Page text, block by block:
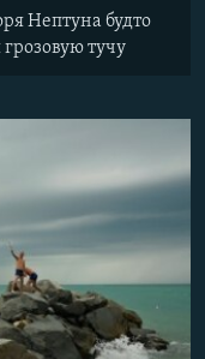
Нептуна будто
тучу